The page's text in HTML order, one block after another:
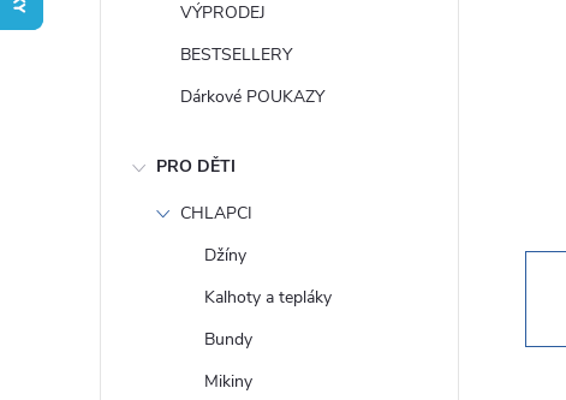
VÝPRODEJ
BESTSELLERY
Dárkové POUKAZY
PRO DĚTI
CHLAPCI
Džíny
Kalhoty a tepláky
Bundy
Mikiny